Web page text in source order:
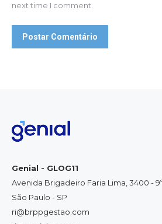
next time I comment.
Postar Comentário
Genial - GLOG11
Avenida Brigadeiro Faria Lima, 3400 -
São Paulo - SP
ri@brppgestao.com